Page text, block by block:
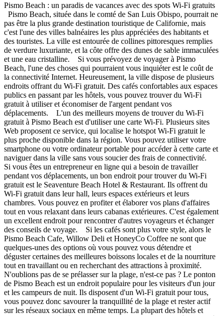
Pismo Beach : un paradis de vacances avec des spots Wi-Fi gratuits
Pismo Beach, située dans le comté de San Luis Obispo, pourrait ne
pas être la plus grande destination touristique de Californie, mais
c'est l'une des villes balnéaires les plus appréciées des habitants et
des touristes. La ville est entourée de collines pittoresques remplies
de verdure luxuriante, et la côte offre des dunes de sable immaculées
et une eau cristalline. Si vous prévoyez de voyager à Pismo
Beach, l'une des choses qui pourraient vous inquiéter est le coût de
la connectivité Internet. Heureusement, la ville dispose de plusieurs
endroits offrant du Wi-Fi gratuit. Des cafés confortables aux espaces
publics en passant par les hôtels, vous pouvez trouver du Wi-Fi
gratuit à utiliser et économiser de l'argent pendant vos
déplacements. L'un des meilleurs moyens de trouver du Wi-Fi
gratuit à Pismo Beach est d'utiliser une carte Wi-Fi. Plusieurs sites
Web proposent ce service, qui localise le hotspot Wi-Fi gratuit le
plus proche disponible dans la région. Vous pouvez utiliser votre
smartphone ou votre ordinateur portable pour accéder à cette carte et
naviguer dans la ville sans vous soucier des frais de connectivité.
Si vous êtes un entrepreneur en ligne qui a besoin de travailler
pendant vos déplacements, un bon endroit pour trouver du Wi-Fi
gratuit est le Seaventure Beach Hotel & Restaurant. Ils offrent du
Wi-Fi gratuit dans leur hall, leurs espaces extérieurs et leurs
chambres. Vous pouvez en profiter et élaborer vos plans d'affaires
tout en vous relaxant dans leurs cabanas extérieures. C'est également
un excellent endroit pour rencontrer d'autres voyageurs et échanger
des conseils de voyage. Si les cafés sont plus votre style, alors le
Pismo Beach Cafe, Willow Deli et HoneyCo Coffee ne sont que
quelques-unes des options où vous pouvez vous détendre et
déguster certaines des meilleures boissons locales et de la nourriture
tout en travaillant ou en recherchant des attractions à proximité.
N'oublions pas de se prélasser sur la plage, n'est-ce pas ? Le ponton
de Pismo Beach est un endroit populaire pour les visiteurs d'un jour
et les campeurs de nuit. Ils disposent d'un Wi-Fi gratuit pour tous,
vous pouvez donc savourer la tranquillité de la plage et rester actif
sur les réseaux sociaux en même temps. La plupart des hôtels et